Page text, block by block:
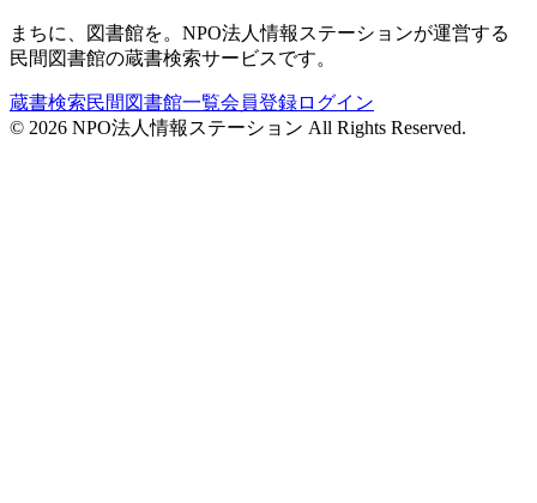
まちに、図書館を。NPO法人情報ステーションが運営する
民間図書館の蔵書検索サービスです。
蔵書検索民間図書館一覧会員登録ログイン
© 2026 NPO法人情報ステーション All Rights Reserved.